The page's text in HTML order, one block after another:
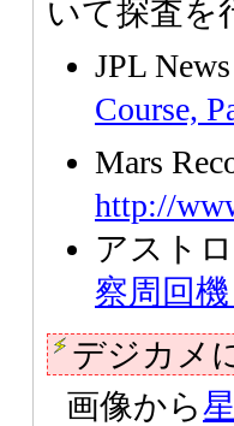
いて探査を
JPL News
Course,
Mars
http://
アスト
察周回
デジカメ
画像から